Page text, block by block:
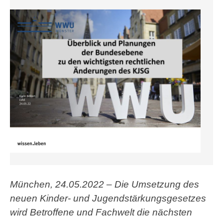
München, 24.05.2022 – Die Umsetzung des
neuen Kinder- und Jugendstärkungsgesetzes
wird Betroffene und Fachwelt die nächsten